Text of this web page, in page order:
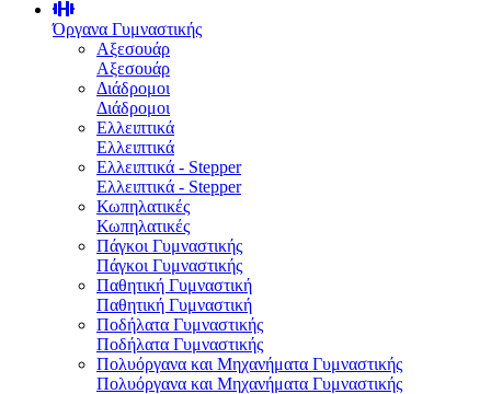
Όργανα Γυμναστικής
Αξεσουάρ
Αξεσουάρ
Διάδρομοι
Διάδρομοι
Ελλειπτικά
Ελλειπτικά
Ελλειπτικά - Stepper
Ελλειπτικά - Stepper
Κωπηλατικές
Κωπηλατικές
Πάγκοι Γυμναστικής
Πάγκοι Γυμναστικής
Παθητική Γυμναστική
Παθητική Γυμναστική
Ποδήλατα Γυμναστικής
Ποδήλατα Γυμναστικής
Πολυόργανα και Μηχανήματα Γυμναστικής
Πολυόργανα και Μηχανήματα Γυμναστικής